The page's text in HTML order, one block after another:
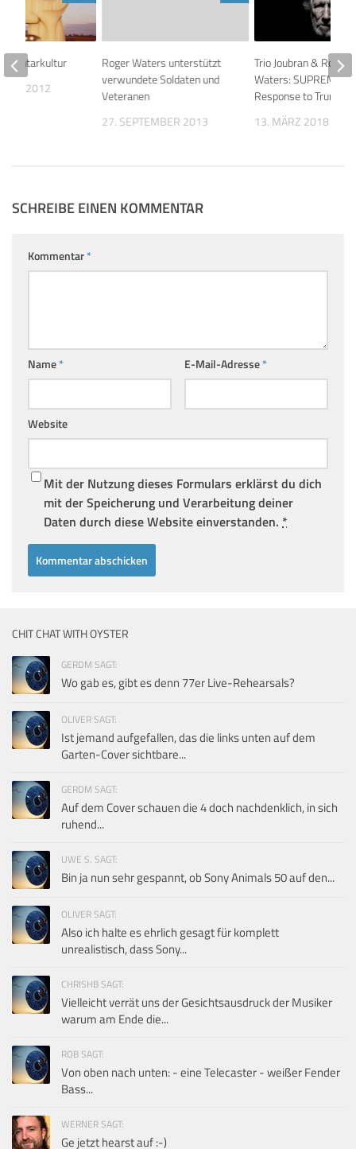
Roger Waters unterstützt
verwundete Soldaten und
Veteranen
27. SEPTEMBER 2013
Trio Joubran & Roger
Waters:
Response to Trump
13. MÄRZ 2018
2012
SCHREIBE EINEN KOMMENTAR
Kommentar*
Name* E-Mail-Adresse*
Website
Mit der Nutzung dieses Formulars erklärst du dich
mit der Speicherung und Verarbeitung deiner
Daten durch diese Website einverstanden. *
CHIT CHAT WITH OYSTER
GERDM SAGT:
Wo gab es, gibt es denn 77er Live-Rehearsals?
OLIVER SAGT:
Ist jemand aufgefallen, das die links unten auf dem
Garten-Cover sichtbare...
GERDM SAGT:
Auf dem Cover schauen die 4 doch nachdenklich, in sich
ruhend...
UWE S. SAGT:
Bin ja nun sehr gespannt, ob Sony Animals 50 auf den...
OLIVER SAGT:
Also ich halte es ehrlich gesagt für komplett
unrealistisch, dass Sony...
CHRISHB SAGT:
Vielleicht verrät uns der Gesichtsausdruck der Musiker
warum am Ende die...
ROB SAGT:
Von oben nach unten: - eine Telecaster - weißer Fender
Bass...
WERNER SAGT:
Ge jetzt hearst auf :-)